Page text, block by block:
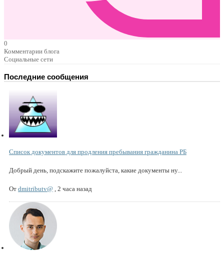
0
Комментарии блога
Социальные сети
Последние сообщения
Список документов для продления пребывания гражданина РБ
Добрый день, подскажите пожалуйста, какие документы ну...
От dmitributv@ 2 часа назад